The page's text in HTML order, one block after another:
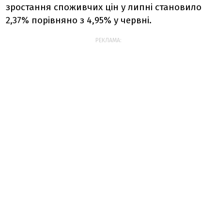
зростання споживчих цін у липні становило
2,37% порівняно з 4,95% у червні.
РЕКЛАМА: